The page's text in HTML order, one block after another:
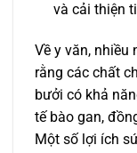
và cải thiện
Về y văn, nhiều
rằng các chất
bưởi có khả
tế bào gan,
Một số lợi ích